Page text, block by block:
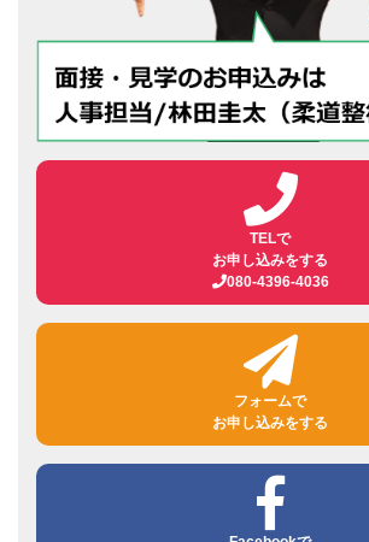
TELで
お申し込みをする
080-4396-4036
フォームで
お申し込みをする